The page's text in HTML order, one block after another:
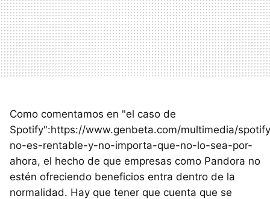
Como comentamos en "el caso de
Spotify":https://www.genbeta.com/multimedia/
no-es-rentable-y-no-importa-que-no-lo-sea-por-
ahora, el hecho de que empresas como Pandora no
estén ofreciendo beneficios entra dentro de la
normalidad. Hay que tener que cuenta que se